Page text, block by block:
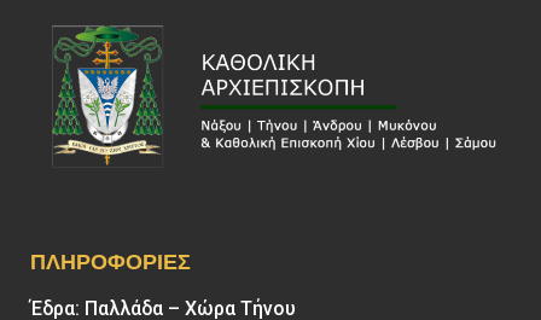
ΠΛΗΡΟΦΟΡΊΕΣ
Έδρα: Παλλάδα – Χώρα Τήνου